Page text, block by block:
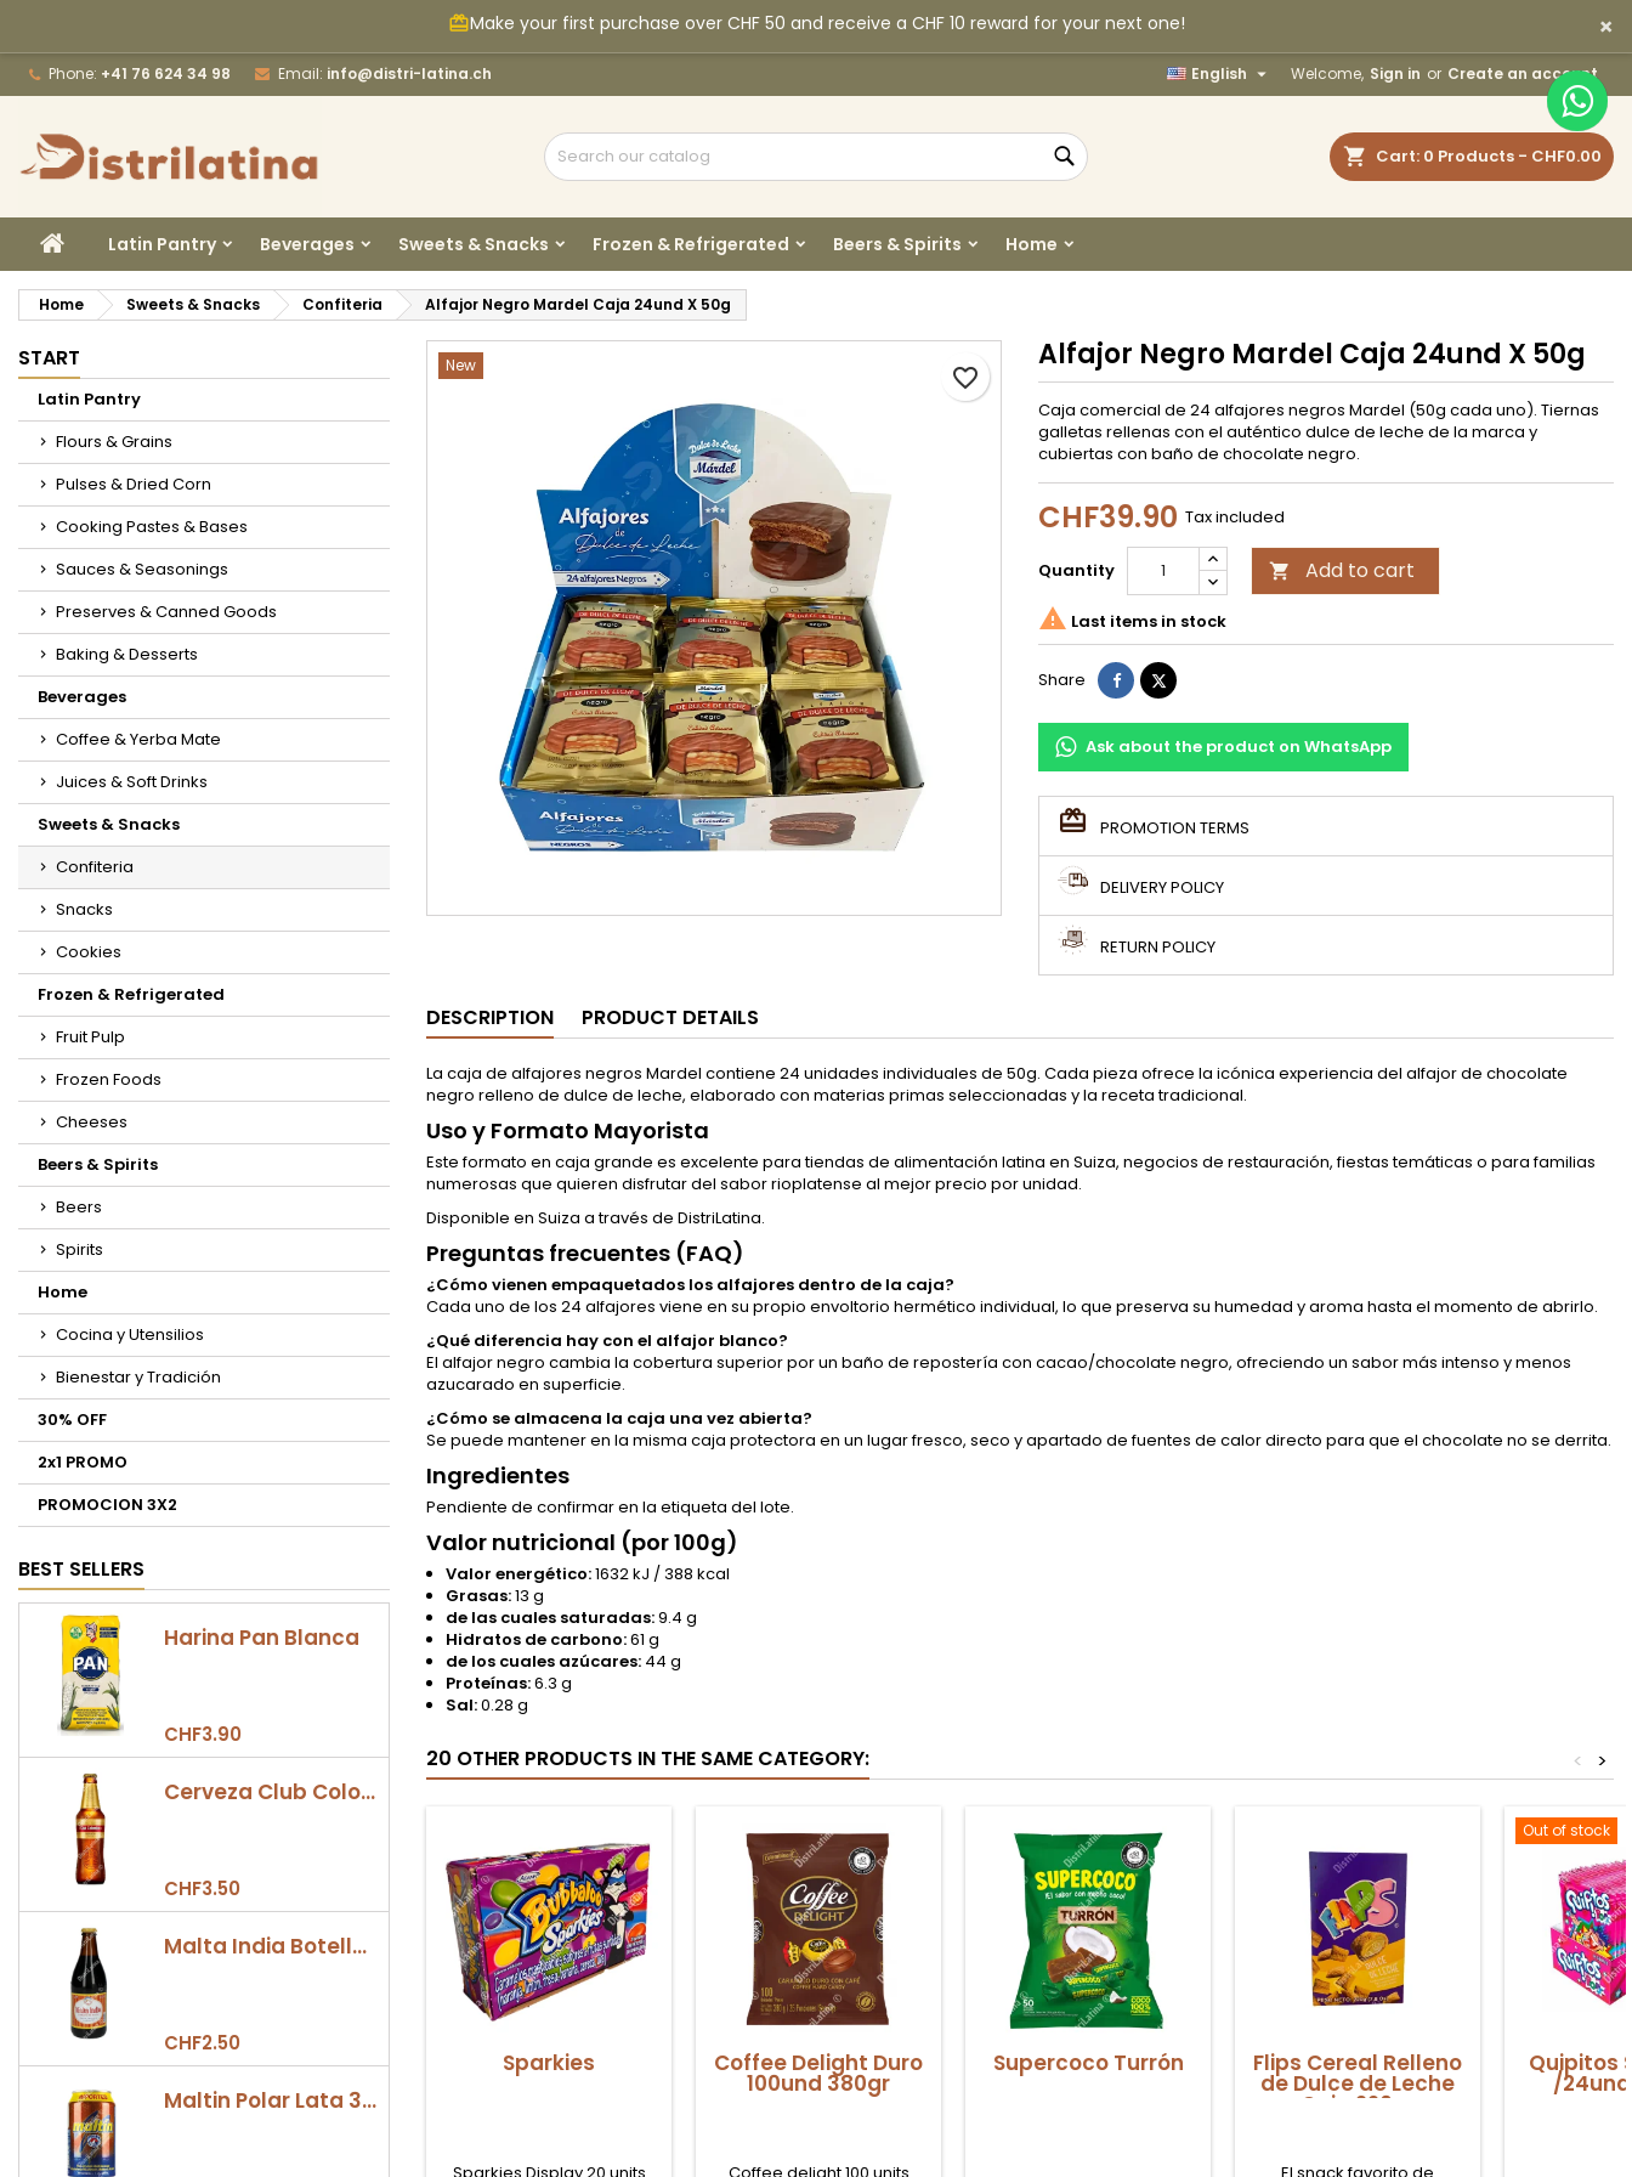
card_giftcardMake your first purchase over CHF 50 and receive a CHF 10 reward for your next one! ×
Phone: +41 76 624 34 98 Email: info@distri-latina.ch Welcome, Sign in or Create an account
English 
Cart 0 Products - CHF0.00
Search
HOMELatin Pantry Beverages Sweets & Snacks Frozen & Refrigerated Beers & Spirits Home
Home Sweets & Snacks Confiteria Alfajor Negro Mardel Caja 24und X 50g
START
Latin Pantry
Flours & Grains
Pulses & Dried Corn
Cooking Pastes & Bases
Sauces & Seasonings
Preserves & Canned Goods
Baking & Desserts
Beverages
Coffee & Yerba Mate
Juices & Soft Drinks
Sweets & Snacks
Confiteria
Snacks
Cookies
Frozen & Refrigerated
Fruit Pulp
Frozen Foods
Cheeses
Beers & Spirits
Beers
Spirits
Home
Cocina y Utensilios
Bienestar y Tradición
30% OFF
2x1 PROMO
PROMOCION 3X2
BEST SELLERS
Harina Pan Blanca
CHF3.90
Cerveza Club Colombia Dorada Botella 330ml
CHF3.50
Malta India Botella 355ml
CHF2.50
Maltin Polar Lata 330ml
New Alfajor Negro Mardel Caja 24und X 50g
Caja comercial de 24 alfajores negros Mardel (50g cada uno). Tiernas
galletas rellenas con el auténtico dulce de leche de la marca y
cubiertas con baño de chocolate negro.
CHF39.90 Tax included
Quantity  Add to cart
favorite_border
 Last items in stock
Share ShareTweet
Ask about the product on WhatsApp
PROMOTION TERMS
DELIVERY POLICY
RETURN POLICY
DESCRIPTION PRODUCT DETAILS
La caja de alfajores negros Mardel contiene 24 unidades individuales de 50g. Cada pieza ofrece la icónica experiencia del alfajor de chocolate
negro relleno de dulce de leche, elaborado con materias primas seleccionadas y la receta tradicional.
Uso y Formato Mayorista
Este formato en caja grande es excelente para tiendas de alimentación latina en Suiza, negocios de restauración, fiestas temáticas o para familias
numerosas que quieren disfrutar del sabor rioplatense al mejor precio por unidad.
Disponible en Suiza a través de DistriLatina.
Preguntas frecuentes (FAQ)
¿Cómo vienen empaquetados los alfajores dentro de la caja?
Cada uno de los 24 alfajores viene en su propio envoltorio hermético individual, lo que preserva su humedad y aroma hasta el momento de abrirlo.
¿Qué diferencia hay con el alfajor blanco?
El alfajor negro cambia la cobertura superior por un baño de repostería con cacao/chocolate negro, ofreciendo un sabor más intenso y menos
azucarado en superficie.
¿Cómo se almacena la caja una vez abierta?
Se puede mantener en la misma caja protectora en un lugar fresco, seco y apartado de fuentes de calor directo para que el chocolate no se derrita.
Ingredientes
Pendiente de confirmar en la etiqueta del lote.
Valor nutricional (por 100g)
Valor energético:1632 kJ / 388 kcal
Grasas:13 g
de las cuales saturadas:9.4 g
Hidratos de carbono:61 g
de los cuales azúcares: 44 g
Proteínas:6.3 g
Sal:0.28 g
20 OTHER PRODUCTS IN THE SAME CATEGORY: >
<
Sparkies Coffee Delight Duro
100und 380gr
Supercoco Turrón Flips Cereal Relleno
de Dulce de Leche
Caja 220gr
Out of stock
Quipitos
/
×
Create new list
×
Wishlist name
Cancel Create wishlist
×
You need to be logged in to save products in your wishlist.